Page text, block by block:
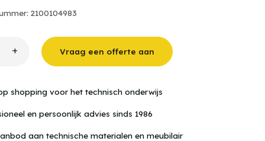
2100104983
+ Vraag een offerte aan
shopping voor het technisch onderwijs
en persoonlijk advies sinds 1986
aan technische materialen en meubilair